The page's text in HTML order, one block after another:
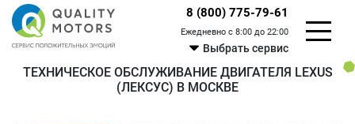
8 (800) 775-79-61
Ежедневно с 8:00 до 22:00
Выбрать сервис
ТЕХНИЧЕСКОЕ ОБСЛУЖИВАНИЕ ДВИГАТЕЛЯ LEXUS
(ЛЕКСУС) В МОСКВЕ